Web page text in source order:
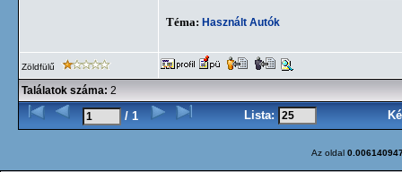
Téma: Használt Autók
Zöldfülű
Találatok száma: 2
/ 1 Lista:
Az oldal